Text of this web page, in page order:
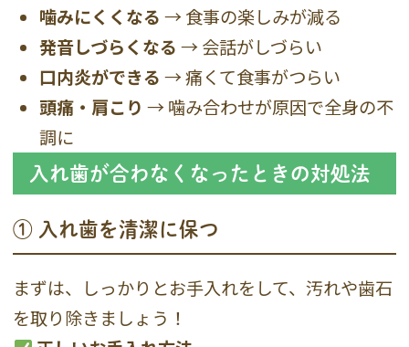
噛みにくくなる → 食事の楽しみが減る
発音しづらくなる → 会話がしづらい
口内炎ができる → 痛くて食事がつらい
頭痛・肩こり → 噛み合わせが原因で全身の不
調に
入れ歯が合わなくなったときの対処法
① 入れ歯を清潔に保つ
まずは、しっかりとお手入れをして、汚れや歯石
を取り除きましょう！